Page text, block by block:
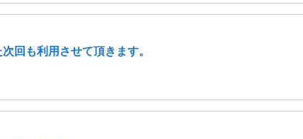
回も利用させて頂きます。